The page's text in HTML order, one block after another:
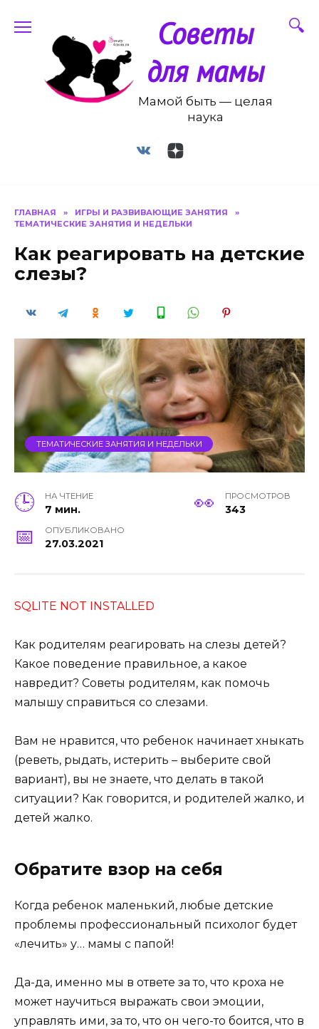
содержанию
Советы
для мамы
Мамой быть — целая
наука
ГЛАВНАЯ » ИГРЫ И РАЗВИВАЮЩИЕ ЗАНЯТИЯ
»
ТЕМАТИЧЕСКИЕ ЗАНЯТИЯ И НЕДЕЛЬКИ
Как реагировать на детские
слезы?
ТЕМАТИЧЕСКИЕ ЗАНЯТИЯ И НЕДЕЛЬКИ
НА ЧТЕНИЕ
7 мин.
ПРОСМОТРОВ
343
ОПУБЛИКОВАНО
27.03.2021
SQLITE NOT INSTALLED
Как родителям реагировать на слезы детей?
Какое поведение правильное, а какое
навредит? Советы родителям, как помочь
малышу справиться со слезами.
Вам не нравится, что ребенок начинает хныкать
(реветь, рыдать, истерить – выберите свой
вариант), вы не знаете, что делать в такой
ситуации? Как говорится, и родителей жалко, и
детей жалко.
Обратите взор на себя
Когда ребенок маленький, любые детские
проблемы профессиональный психолог будет
«лечить» у… мамы с папой!
Да-да, именно мы в ответе за то, что кроха не
может научиться выражать свои эмоции,
управлять ими, за то, что он чего-то боится, что в